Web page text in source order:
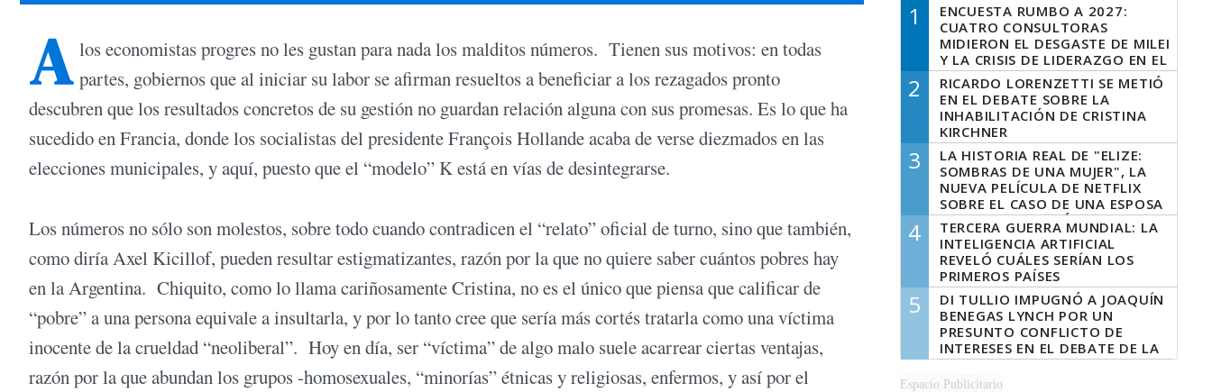
A los economistas progres no les gustan para nada los malditos números. Tienen sus motivos: en todas
partes, gobiernos que al iniciar su labor se afirman resueltos a beneficiar a los rezagados pronto
descubren que los resultados concretos de su gestión no guardan relación alguna con sus promesas. Es lo que ha
sucedido en Francia, donde los socialistas del presidente François Hollande acaba de verse diezmados en las
elecciones municipales, y aquí, puesto que el “modelo” K está en vías de desintegrarse.
Los números no sólo son molestos, sobre todo cuando contradicen el “relato” oficial de turno, sino que también,
como diría Axel Kicillof, pueden resultar estigmatizantes, razón por la que no quiere saber cuántos pobres hay
en la Argentina. Chiquito, como lo llama cariñosamente Cristina, no es el único que piensa que calificar de
“pobre” a una persona equivale a insultarla, y por lo tanto cree que sería más cortés tratarla como una víctima
inocente de la crueldad “neoliberal”. Hoy en día, ser “víctima” de algo malo suele acarrear ciertas ventajas,
razón por la que abundan los grupos -homosexuales, “minorías” étnicas y religiosas, enfermos, y así por el
1
ENCUESTA RUMBO A 2027:
CUATRO CONSULTORAS
MIDIERON EL DESGASTE DE MILEI
Y LA CRISIS DE LIDERAZGO EN EL
PERONISMO
2
RICARDO LORENZETTI SE METIÓ
EN EL DEBATE SOBRE LA
INHABILITACIÓN DE CRISTINA
KIRCHNER
3
LA HISTORIA REAL DE "ELIZE:
SOMBRAS DE UNA MUJER", LA
NUEVA PELÍCULA DE NETFLIX
SOBRE EL CASO DE UNA ESPOSA
QUE DESCUARTIZÓ A SU
MARIDO
4
TERCERA GUERRA MUNDIAL: LA
INTELIGENCIA ARTIFICIAL
REVELÓ CUÁLES SERÍAN LOS
PRIMEROS PAÍSES
LATINOAMERICANOS EN SER
DERROTADOS
5
DI TULLIO IMPUGNÓ A JOAQUÍN
BENEGAS LYNCH POR UN
PRESUNTO CONFLICTO DE
INTERESES EN EL DEBATE DE LA
LEY DE TIERRAS
Espacio Publicitario